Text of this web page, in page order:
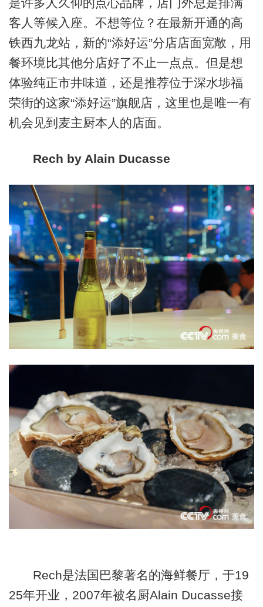
客人等候入座。不想等位？在最新开通的高
铁西九龙站，新的“添好运”分店店面宽敞，用
餐环境比其他分店好了不止一点点。但是想
体验纯正市井味道，还是推荐位于深水埗福
荣街的这家“添好运”旗舰店，这里也是唯一有
机会见到麦主厨本人的店面。
Rech by Alain Ducasse
Rech是法国巴黎著名的海鲜餐厅，于19
25年开业，2007年被名厨Alain Ducasse接